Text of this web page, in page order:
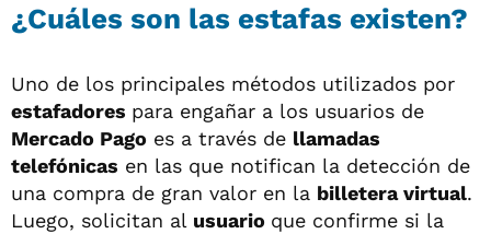
¿Cuáles son las estafas existen?
Uno de los principales métodos utilizados por
estafadores para engañar a los usuarios de
Mercado Pago es a través de llamadas
telefónicas en las que notifican la detección de
una compra de gran valor en la billetera virtual.
Luego, solicitan al usuario que confirme si la